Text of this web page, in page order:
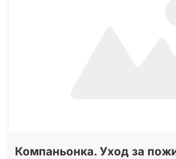
Компаньонка. Уход за